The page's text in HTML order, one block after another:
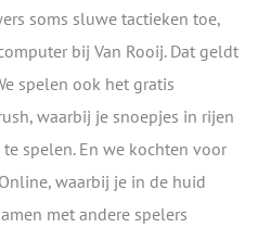
soms sluwe tactieken toe,
bij Van Rooij. Dat geldt
spelen ook het gratis
waarbij je snoepjes in rijen
spelen. En we kochten voor
waarbij je in de huid
met andere spelers